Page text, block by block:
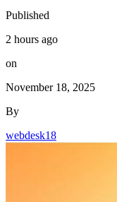
Published
2 hours ago
on
November 18, 2025
By
webdesk18